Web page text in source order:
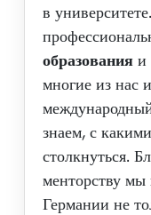
в
образования и
многие из нас
знаем, с
столкнуться.
менторству мы
Германии не